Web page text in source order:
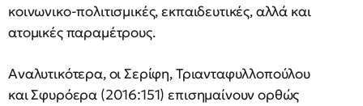
κοινωνικο-πολιτισμικές, εκπαιδευτικές, αλλά και
ατομικές παραμέτρους.
Αναλυτικότερα, οι Σερίφη, Τριανταφυλλοπούλου
και Σφυρόερα (2016:151) επισημαίνουν ορθώς